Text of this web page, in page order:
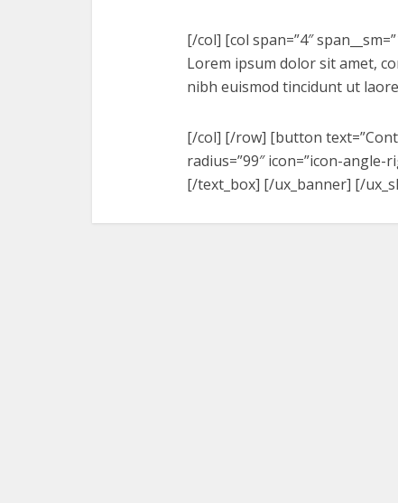
[/col] [col span=”4″
Lorem ipsum dolor sit amet,
nibh euismod tincidunt ut
[/col] [/row] [button
radius=”99″ icon=”icon-angle-
[/text_box] [/ux_banner] [/